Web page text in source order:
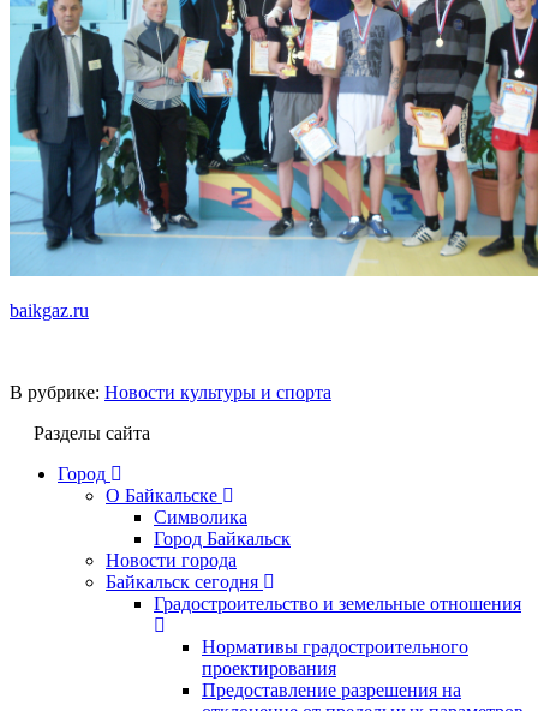
baikgaz.ru
В рубрике: Новости культуры и спорта
Разделы сайта
Город
О Байкальске
Символика
Город Байкальск
Новости города
Байкальск сегодня
Градостроительство и земельные отношения
Нормативы градостроительного
проектирования
Предоставление разрешения на